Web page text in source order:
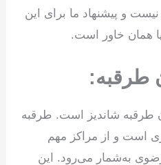
و پیشنهاد ما برای این
همان خاور است.
طرقبه:
شاندیز است. طرقبه
است و از مراکز مهم
به‌شمار می‌رود. این